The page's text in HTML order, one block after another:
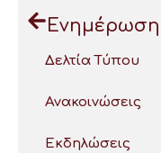
Ενημέρωση
Δελτία Τύπου
Ανακοινώσεις
Εκδηλώσεις